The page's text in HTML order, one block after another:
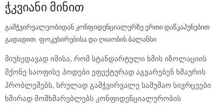
Ჭკვიანი Მინით
გამჭვირვალეობიდან კონფიდენციალურზე ერთი დაწკაპუნებით
გადადით. ფოკუსირებისა და ღიაობის ბალანსი
მიუხედავად იმისა, რომ სტანდარტული ხმის იზოლაციის
მქონე საოფისე პოდები ეფექტურად აგვარებენ ხმაურის
პრობლემებს, სრულად გამჭვირვალე სამუშაო სივრცეები
ხშირად მომხმარებლებს კონფიდენციალურობის